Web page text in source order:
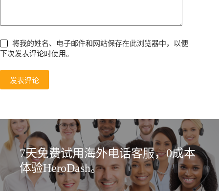
将我的姓名、电子邮件和网站保存在此浏览器中，以便
下次发表评论时使用。
发表评论
7天免费试用海外电话客服，0成本
体验HeroDash。